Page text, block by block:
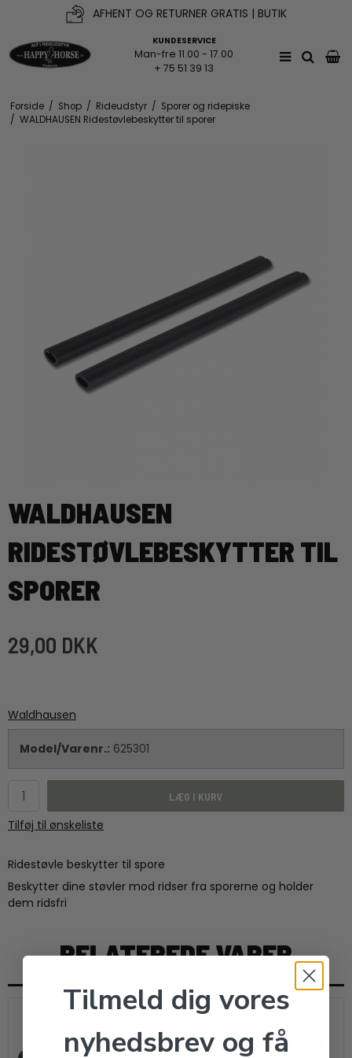
AFHENT OG RETURNER GRATIS | BUTIK
KUNDESERVICE
Man-fre 11.00 - 17.00
+ 75 51 39 13
Forside / Shop / Rideudstyr / Sporer og ridepiske
/ WALDHAUSEN Ridestøvlebeskytter til sporer
WALDHAUSEN
RIDESTØVLEBESKYTTER TIL
SPORER
29,00 DKK
Waldhausen
Model/Varenr.: 625301
LÆG I KURV
Tilføj til ønskeliste
Ridestøvle beskytter til spore
Beskytter dine støvler mod ridser fra sporerne og holder
dem ridsfri
RELATEREDE VARER
Tilmeld dig vores
nyhedsbrev og få